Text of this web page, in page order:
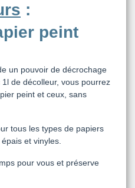
:
peint
un pouvoir de décrochage
de décolleur, vous pourrez
peint et ceux, sans
tous les types de papiers
et vinyles.
pour vous et préserve